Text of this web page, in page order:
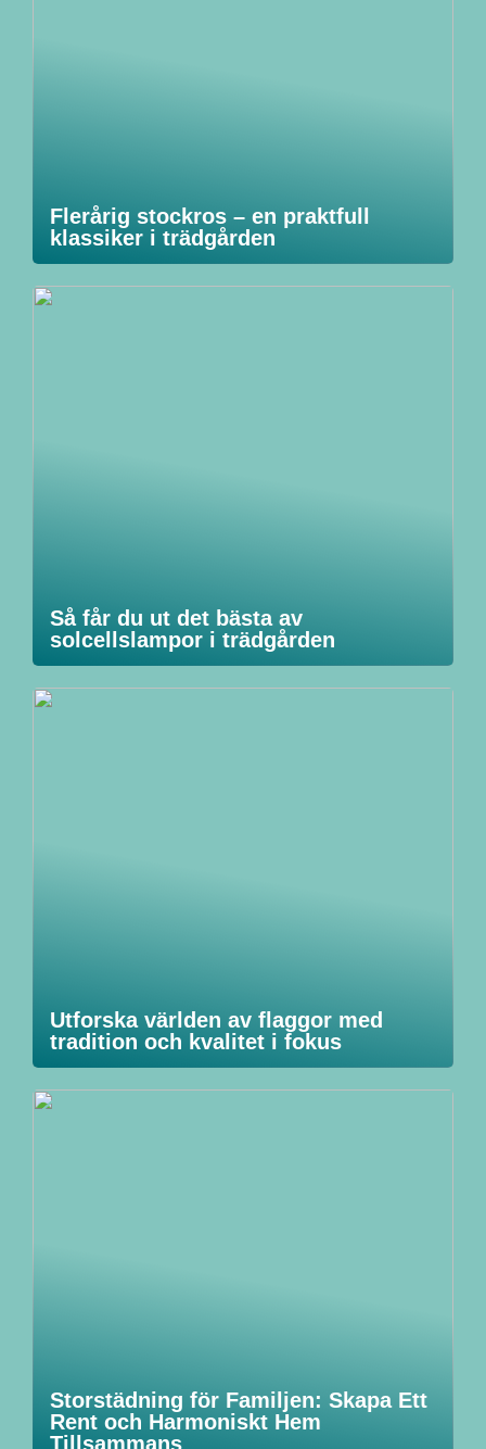
Flerårig stockros – en praktfull
klassiker i trädgården
Så får du ut det bästa av
solcellslampor i trädgården
Utforska världen av flaggor med
tradition och kvalitet i fokus
Storstädning för Familjen: Skapa Ett
Rent och Harmoniskt Hem
Tillsammans